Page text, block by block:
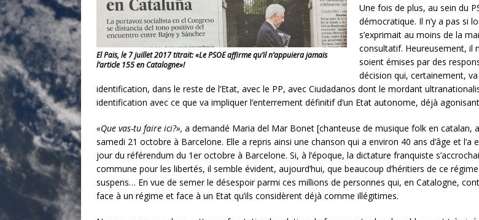
El Pais, le 7 juillet 2017 titrait: «Le PSOE affirme qu’il n’appuiera jamais
l’article 155 en Catalogne»!
Une fois de plus, au sein du
démocratique. Il n’y a pas si
s’exprimait au moins de la
consultatif. Heureusement, il
soient émises par des
décision qui, certainement,
identification, dans le reste de l’Etat, avec le PP, avec Ciudadanos dont le mordant
identification avec ce que va impliquer l’enterrement définitif d’un Etat autonome, déjà
«Que vas-tu faire ici?», a demandé Maria del Mar Bonet [chanteuse de musique folk en
samedi 21 octobre à Barcelone. Elle a repris ainsi une chanson qui a environ 40 ans d’âge et
jour du référendum du 1er octobre à Barcelone. Si, à l’époque, la dictature franquiste
commune pour les libertés, il semble évident, aujourd’hui, que beaucoup d’héritiers de ce
suspens… En vue de semer le désespoir parmi ces millions de personnes qui, en Catalogne,
face à un régime et face à un Etat qu’ils considèrent déjà comme illégitimes.